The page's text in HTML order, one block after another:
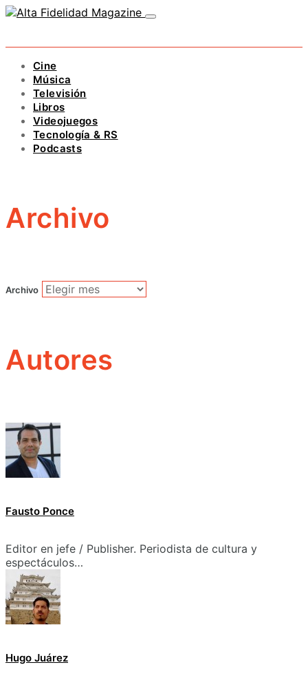
Cine
Música
Televisión
Libros
Videojuegos
Tecnología & RS
Podcasts
Archivo
Archivo
Autores
Fausto Ponce
Editor en jefe / Publisher. Periodista de cultura y
espectáculos…
Hugo Juárez